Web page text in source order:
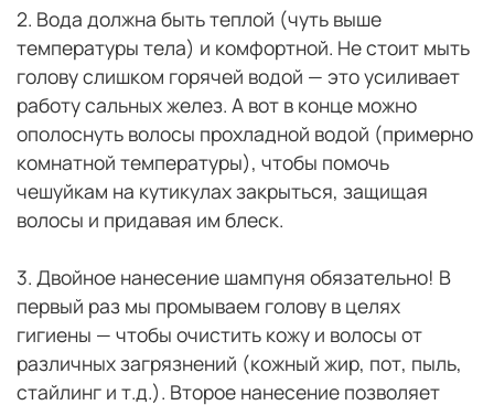
2. Вода должна быть теплой (чуть выше
температуры тела) и комфортной. Не стоит мыть
голову слишком горячей водой — это усиливает
работу сальных желез. А вот в конце можно
ополоснуть волосы прохладной водой (примерно
комнатной температуры), чтобы помочь
чешуйкам на кутикулах закрыться, защищая
волосы и придавая им блеск.
3. Двойное нанесение шампуня обязательно! В
первый раз мы промываем голову в целях
гигиены — чтобы очистить кожу и волосы от
различных загрязнений (кожный жир, пот, пыль,
стайлинг и т.д.). Второе нанесение позволяет